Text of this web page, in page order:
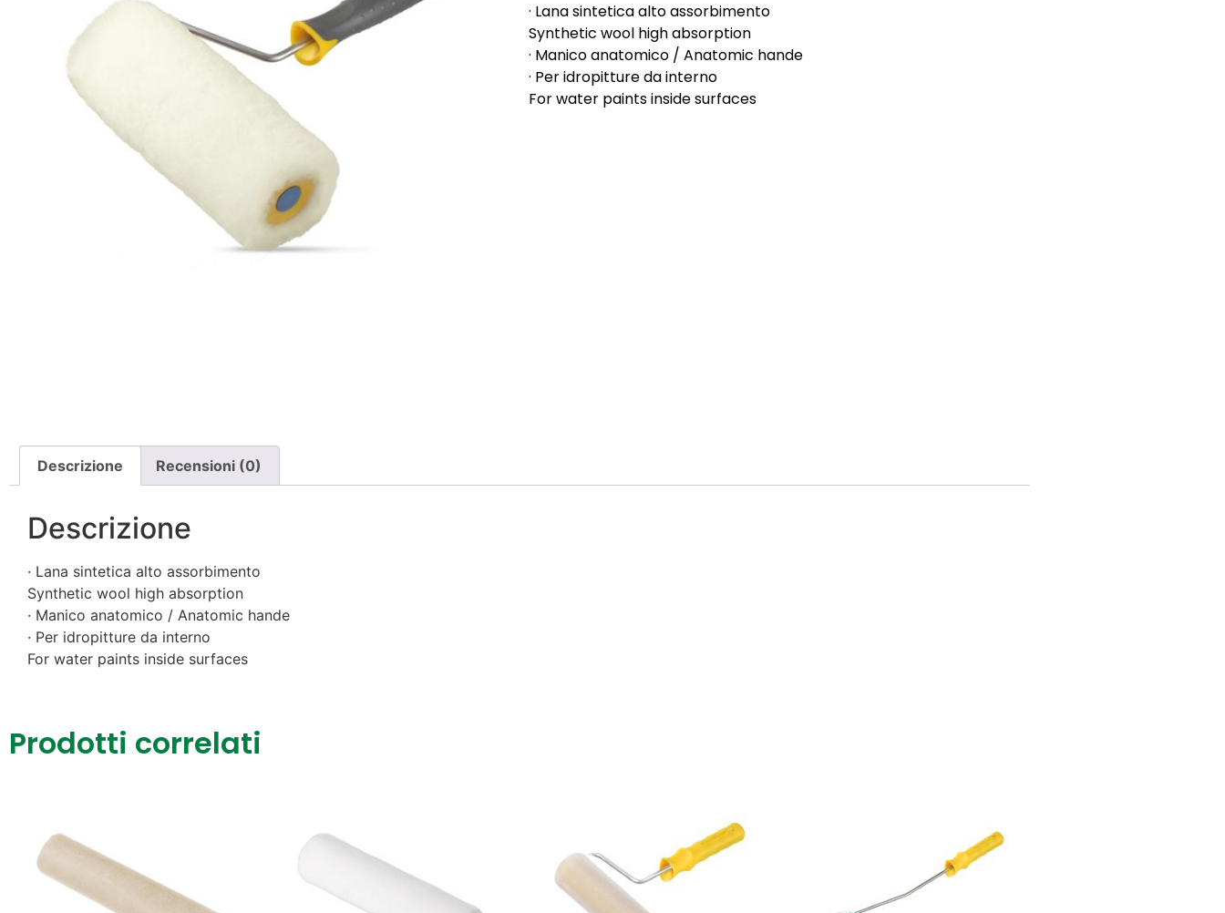
· Lana sintetica alto assorbimento
Synthetic wool high absorption
· Manico anatomico / Anatomic hande
· Per idropitture da interno
For water paints inside surfaces
Descrizione Recensioni (0)
Descrizione
· Lana sintetica alto assorbimento
Synthetic wool high absorption
· Manico anatomico / Anatomic hande
· Per idropitture da interno
For water paints inside surfaces
Prodotti correlati